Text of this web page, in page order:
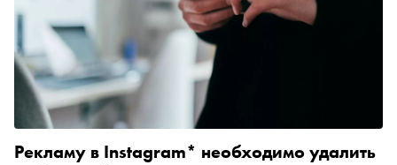
Рекламу в Instagram* необходимо удалить